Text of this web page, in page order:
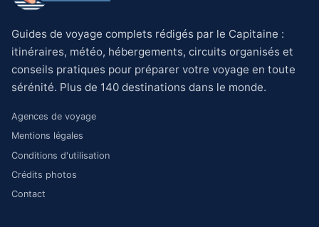
Guides de voyage complets rédigés par le Capitaine :
itinéraires, météo, hébergements, circuits organisés et
conseils pratiques pour préparer votre voyage en toute
sérénité. Plus de 140 destinations dans le monde.
Agences de voyage
Mentions légales
Conditions d'utilisation
Crédits photos
Contact